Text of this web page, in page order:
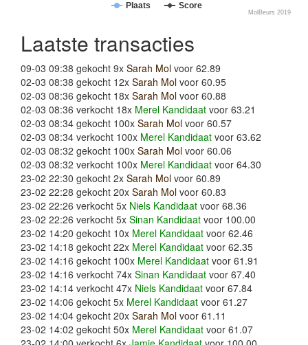
Plaats Score
MolBeurs 2019
Laatste transacties
09-03 09:38 gekocht 9x Sarah Mol voor 62.89
02-03 08:38 gekocht 12x Sarah Mol voor 60.95
02-03 08:36 gekocht 18x Sarah Mol voor 60.88
02-03 08:36 verkocht 18x Merel Kandidaat voor 63.21
02-03 08:34 gekocht 100x Sarah Mol voor 60.57
02-03 08:34 verkocht 100x Merel Kandidaat voor 63.62
02-03 08:32 gekocht 100x Sarah Mol voor 60.06
02-03 08:32 verkocht 100x Merel Kandidaat voor 64.30
23-02 22:30 gekocht 2x Sarah Mol voor 60.89
23-02 22:28 gekocht 20x Sarah Mol voor 60.83
23-02 22:26 verkocht 5x Niels Kandidaat voor 68.36
23-02 22:26 verkocht 5x Sinan Kandidaat voor 100.00
23-02 14:20 gekocht 10x Merel Kandidaat voor 62.46
23-02 14:18 gekocht 22x Merel Kandidaat voor 62.35
23-02 14:16 gekocht 100x Merel Kandidaat voor 61.91
23-02 14:16 verkocht 74x Sinan Kandidaat voor 67.40
23-02 14:14 verkocht 47x Niels Kandidaat voor 67.84
23-02 14:06 gekocht 5x Merel Kandidaat voor 61.27
23-02 14:04 gekocht 20x Sarah Mol voor 61.11
23-02 14:02 gekocht 50x Merel Kandidaat voor 61.07